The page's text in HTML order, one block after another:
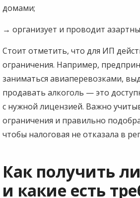
домами;
→ организует и проводит
Стоит отметить, что для ИП
ограничения. Например,
заниматься авиаперевозками,
продавать алкоголь — это
с нужной лицензией. Важно
ограничения и правильно
чтобы налоговая не отказала в
Как получить
и какие есть